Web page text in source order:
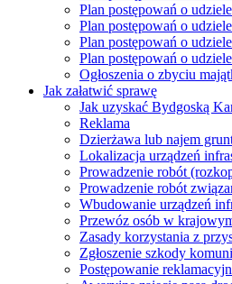
Plan postępowań o
Plan postępowań o
Plan postępowań o
Plan postępowań o
Ogłoszenia o zbyciu
Jak załatwić sprawę
Jak uzyskać Bydgoską
Reklama
Dzierżawa lub najem
Lokalizacja urządzeń
Prowadzenie robót
Prowadzenie robót
Wbudowanie urządzeń
Przewóz osób w
Zasady korzystania z
Zgłoszenie szkody
Postępowanie